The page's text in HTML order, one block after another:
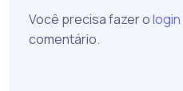
Você precisa fazer ologin
comentário.